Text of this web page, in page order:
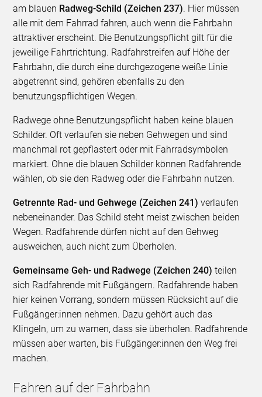
am blauen Radweg-Schild (Zeichen 237). Hier müssen
alle mit dem Fahrrad fahren, auch wenn die Fahrbahn
attraktiver erscheint. Die Benutzungspflicht gilt für die
jeweilige Fahrtrichtung. Radfahrstreifen auf Höhe der
Fahrbahn, die durch eine durchgezogene weiße Linie
abgetrennt sind, gehören ebenfalls zu den
benutzungspflichtigen Wegen.
Radwege ohne Benutzungspflicht haben keine blauen
Schilder. Oft verlaufen sie neben Gehwegen und sind
manchmal rot gepflastert oder mit Fahrradsymbolen
markiert. Ohne die blauen Schilder können Radfahrende
wählen, ob sie den Radweg oder die Fahrbahn nutzen.
Getrennte Rad- und Gehwege (Zeichen 241) verlaufen
nebeneinander. Das Schild steht meist zwischen beiden
Wegen. Radfahrende dürfen nicht auf den Gehweg
ausweichen, auch nicht zum Überholen.
Gemeinsame Geh- und Radwege (Zeichen 240) teilen
sich Radfahrende mit Fußgängern. Radfahrende haben
hier keinen Vorrang, sondern müssen Rücksicht auf die
Fußgänger:innen nehmen. Dazu gehört auch das
Klingeln, um zu warnen, dass sie überholen. Radfahrende
müssen aber warten, bis Fußgänger:innen den Weg frei
machen.
Fahren auf der Fahrbahn